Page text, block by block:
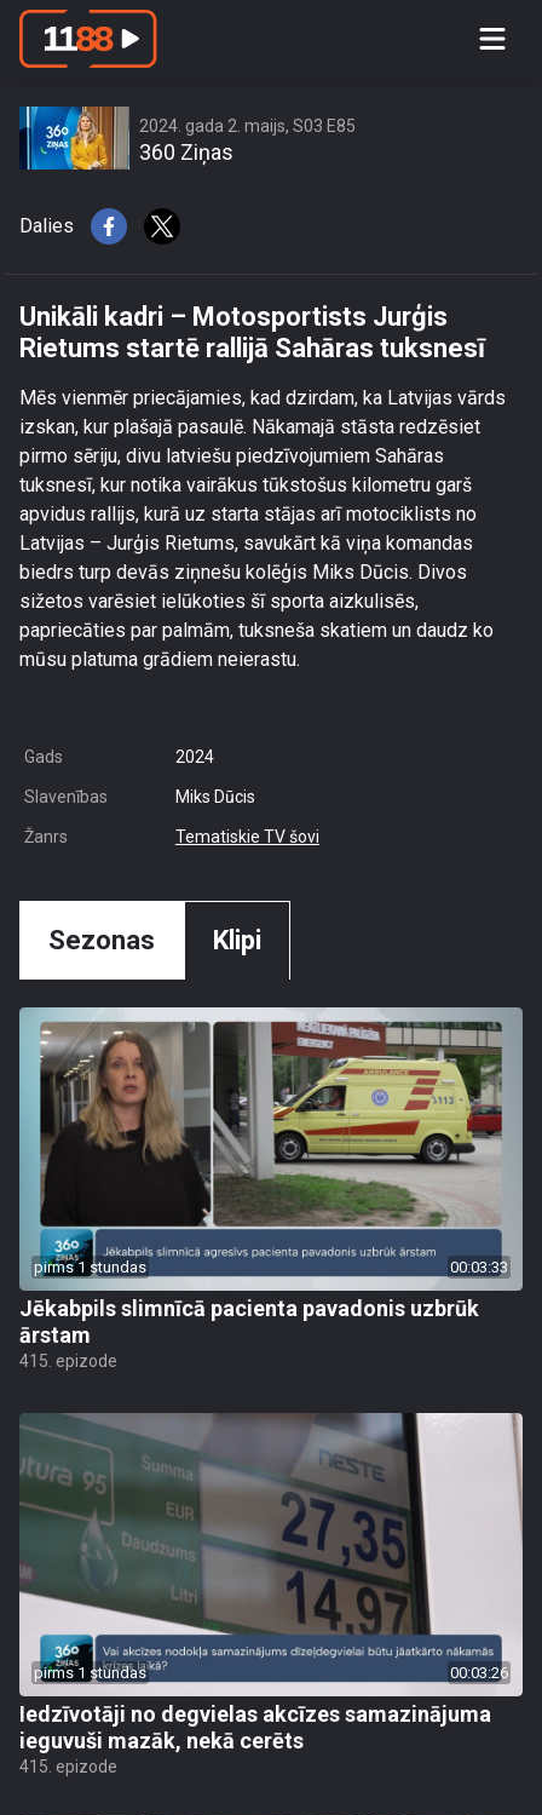
Unikāli kadri – Motosportists Jurģis
2024. gada 2. maijs, S03 E85
360 Ziņas
Dalies
Unikāli kadri – Motosportists Jurģis
Rietums startē rallijā Sahāras tuksnesī
Mēs vienmēr priecājamies, kad dzirdam, ka Latvijas vārds
izskan, kur plašajā pasaulē. Nākamajā stāsta redzēsiet
pirmo sēriju, divu latviešu piedzīvojumiem Sahāras
tuksnesī, kur notika vairākus tūkstošus kilometru garš
apvidus rallijs, kurā uz starta stājas arī motociklists no
Latvijas – Jurģis Rietums, savukārt kā viņa komandas
biedrs turp devās ziņnešu kolēģis Miks Dūcis. Divos
sižetos varēsiet ielūkoties šī sporta aizkulisēs,
papriecāties par palmām, tuksneša skatiem un daudz ko
mūsu platuma grādiem neierastu.
Gads 2024
Slavenības Miks Dūcis
Žanrs Tematiskie TV šovi
Sezonas Klipi
pirms 1 stundas 00:03:33
Jēkabpils slimnīcā pacienta pavadonis uzbrūk
ārstam
415. epizode
pirms 1 stundas 00:03:26
Iedzīvotāji no degvielas akcīzes samazinājuma
ieguvuši mazāk, nekā cerēts
415. epizode